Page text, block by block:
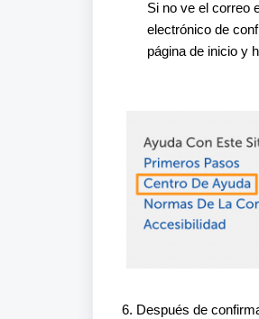
Si no ve el correo
electrónico de
página de inicio y
6. Después de